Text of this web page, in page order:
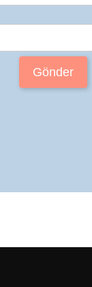
Gönder